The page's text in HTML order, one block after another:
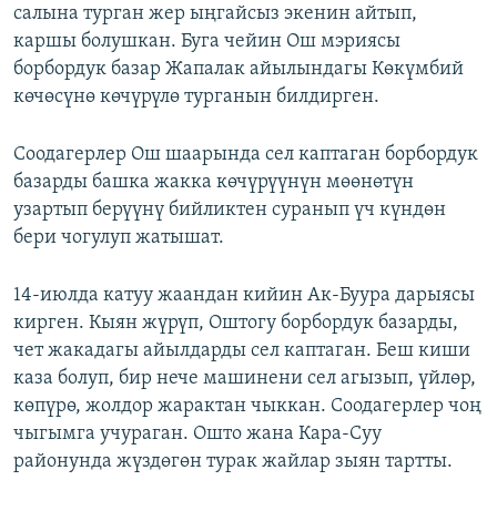
салына турган жер ыңгайсыз экенин айтып,
каршы болушкан. Буга чейин Ош мэриясы
борбордук базар Жапалак айылындагы Көкүмбий
көчөсүнө көчүрүлө турганын билдирген.
Соодагерлер Ош шаарында сел каптаган борбордук
базарды башка жакка көчүрүүнүн мөөнөтүн
узартып берүүнү бийликтен суранып үч күндөн
бери чогулуп жатышат.
14-июлда катуу жаандан кийин Ак-Буура дарыясы
кирген. Кыян жүрүп, Оштогу борбордук базарды,
чет жакадагы айылдарды сел каптаган. Беш киши
каза болуп, бир нече машинени сел агызып, үйлөр,
көпүрө, жолдор жарактан чыккан. Соодагерлер чоң
чыгымга учураган. Ошто жана Кара-Суу
районунда жүздөгөн турак жайлар зыян тартты.